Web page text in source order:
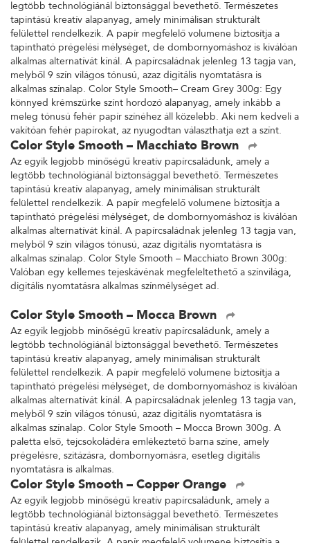
legtöbb technológiánál biztonsággal bevethető. Természetes
tapintású kreatív alapanyag, amely minimálisan strukturált
felülettel rendelkezik. A papír megfelelő volumene biztosítja a
tapintható prégelési mélységet, de dombornyomáshoz is kiválóan
alkalmas alternatívát kínál. A papírcsaládnak jelenleg 13 tagja van,
melyből 9 szín világos tónusú, azaz digitális nyomtatásra is
alkalmas színalap. Color Style Smooth– Cream Grey 300g: Egy
könnyed krémszürke színt hordozó alapanyag, amely inkább a
meleg tónusú fehér papír színéhez áll közelebb. Aki nem kedveli a
vakítóan fehér papírokat, az nyugodtan választhatja ezt a színt.
Color Style Smooth – Macchiato Brown
Az egyik legjobb minőségű kreatív papírcsaládunk, amely a
legtöbb technológiánál biztonsággal bevethető. Természetes
tapintású kreatív alapanyag, amely minimálisan strukturált
felülettel rendelkezik. A papír megfelelő volumene biztosítja a
tapintható prégelési mélységet, de dombornyomáshoz is kiválóan
alkalmas alternatívát kínál. A papírcsaládnak jelenleg 13 tagja van,
melyből 9 szín világos tónusú, azaz digitális nyomtatásra is
alkalmas színalap. Color Style Smooth – Macchiato Brown 300g:
Valóban egy kellemes tejeskávénak megfeleltethető a színvilága,
digitális nyomtatásra alkalmas színmélységet ad.
Color Style Smooth – Mocca Brown
Az egyik legjobb minőségű kreatív papírcsaládunk, amely a
legtöbb technológiánál biztonsággal bevethető. Természetes
tapintású kreatív alapanyag, amely minimálisan strukturált
felülettel rendelkezik. A papír megfelelő volumene biztosítja a
tapintható prégelési mélységet, de dombornyomáshoz is kiválóan
alkalmas alternatívát kínál. A papírcsaládnak jelenleg 13 tagja van,
melyből 9 szín világos tónusú, azaz digitális nyomtatásra is
alkalmas színalap. Color Style Smooth – Mocca Brown 300g. A
paletta első, tejcsokoládéra emlékeztető barna színe, amely
prégelésre, szitázásra, dombornyomásra, esetleg digitális
nyomtatásra is alkalmas.
Color Style Smooth – Copper Orange
Az egyik legjobb minőségű kreatív papírcsaládunk, amely a
legtöbb technológiánál biztonsággal bevethető. Természetes
tapintású kreatív alapanyag, amely minimálisan strukturált